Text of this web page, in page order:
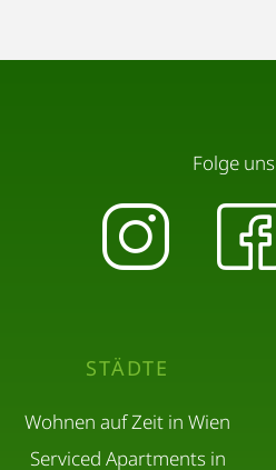
STÄDTE
Wohnen auf Zeit in Wien
Serviced Apartments in
Folge